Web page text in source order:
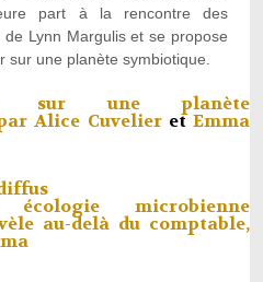
part à la rencontre des
Lynn Margulis et se propose
sur une planète symbiotique.
sur une planète
Alice CuvelieretEmma
écologie microbienne
au-delà du comptable,